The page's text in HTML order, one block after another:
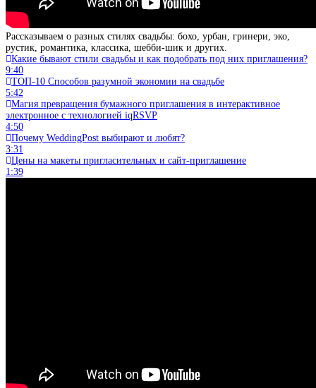
Рассказываем о разных стилях свадьбы: бохо, урбан, гринери, эко,
рустик, романтика, классика, шебби-шик и других.
Какие бывают стили свадьбы и как подобрать под них приглашения?
9:40
ТОП-10 Способов разумной экономии на свадьбе
5:42
Магия превращения бумажного приглашения в интерактивное
электронное с технологией iqRSVP
4:50
Почему WeddingPost выбирают и любят?
3:31
Цены на макеты пригласительных и сайт-приглашение
1:39